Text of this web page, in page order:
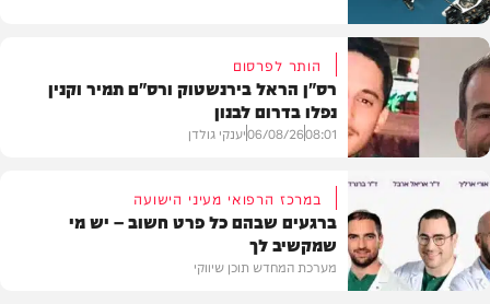
חדשות
חדשות
הותר לפרסום
רס"ן הראל בירנשטוק ורס"ם תמיר וקנין
נפלו בדרום לבנון
08:01
06/08/26יענקי גולדן
במרכז הרפואי מעיני הישועה
ברגעים שבהם כל פרט חשוב – יש מי
שמקשיב לך
מערכת המחדש תוכן שיווקי